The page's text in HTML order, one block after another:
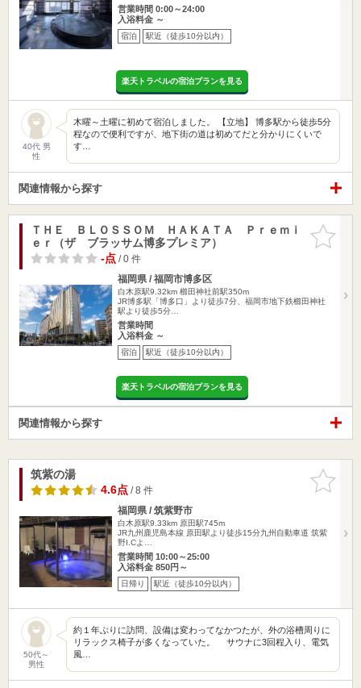
営業時間 0:00～24:00
入浴料金 ～
宿泊 駅近（徒歩10分以内）
楽天トラベルの宿泊プランを見る
40代 男
性
木曜～土曜に初めて宿泊しました。 【立地】 博多駅から徒歩5分
程なので便利ですが、地下街の道は初めてだと分かりにくいで
す…
関連情報から探す
お気に入
りに追加
ＴＨＥ ＢＬＯＳＳＯＭ ＨＡＫＡＴＡ Ｐｒｅｍｉ
ｅｒ（ザ ブラッサム博多プレミア）
-点/ 0 件
福岡県 / 福岡市博多区
白木原駅9.32km 櫛田神社前駅350m
JR博多駅「博多口」より徒歩7分、福岡市地下鉄櫛田神社
駅より徒歩5分…
営業時間
入浴料金 ～
宿泊 駅近（徒歩10分以内）
楽天トラベルの宿泊プランを見る
関連情報から探す
お気に入
りに追加
筑紫の湯
4.6点/ 8 件
福岡県 / 筑紫野市
白木原駅9.33km 原田駅745m
JR九州鹿児島本線 原田駅より徒歩15分九州自動車道 筑紫
野I.Cよ…
営業時間 10:00～25:00
入浴料金 850円～
日帰り 駅近（徒歩10分以内）
50代～
男性
約１年ぶりに訪問、設備は変わってなかつたが、外の浴槽周りに
リラックス椅子が多くなっていた。 サウナに3回程入り、電気
風…